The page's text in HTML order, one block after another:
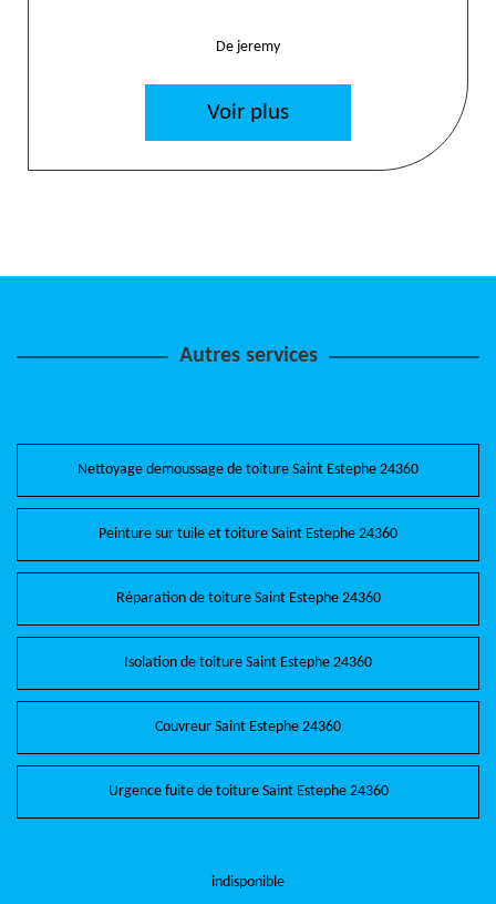
De jeremy
Voir plus
Autres services
Nettoyage demoussage de toiture Saint Estephe 24360
Peinture sur tuile et toiture Saint Estephe 24360
Réparation de toiture Saint Estephe 24360
Isolation de toiture Saint Estephe 24360
Couvreur Saint Estephe 24360
Urgence fuite de toiture Saint Estephe 24360
indisponible